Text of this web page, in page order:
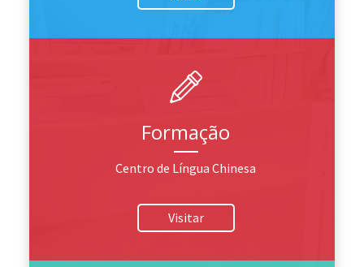
Formação
Centro de Língua Chinesa
Visitar